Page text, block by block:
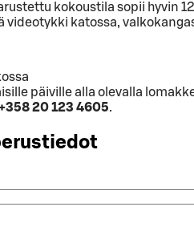
kokoustila sopii hyvin
videotykki katossa,
päiville alla olevalla
20 123 4605.